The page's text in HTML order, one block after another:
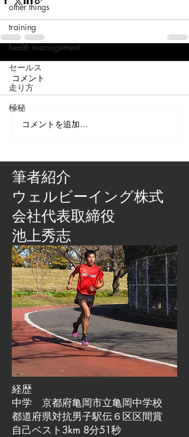
other things
training
health mamagement
セールス
走り方
極秘
コメント
コメントを追加…
筆者紹介
​ウェルビーイング株式
会社代表取締役
池上秀志
経歴
中学 京都府亀岡市立亀岡中学校
都道府県対抗男子駅伝６区区間賞
自己ベスト3km 8分51秒